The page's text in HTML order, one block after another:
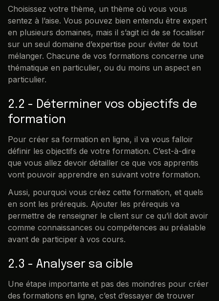
Choisissez votre thème, un thème où vous vous
sentez à l’aise. Vous pouvez bien entendu être expert
en plusieurs domaines, mais il s’agit ici de se focaliser
sur un seul domaine d’expertise pour éviter de tout
mélanger. Chacune de vos formations concerne une
thématique en particulier, ou du moins un aspect en
particulier.
2.2 - Déterminer vos objectifs de
formation
Pour créer sa formation en ligne, il va vous falloir
définir les objectifs de votre formation. C’est-à-dire
que vous allez devoir détailler ce que vos apprentis
vont pouvoir apprendre en suivant votre formation.
Aussi, pourquoi vous créez cette formation, et quels
en sont les prérequis. Ajouter les prérequis va
permettre de renseigner le client sur ce qu’il doit avoir
comme connaissances ou compétences au préalable
avant de participer à vos cours.
2.3 - Analyser sa cible
Une étape importante et pas des moindres pour créer
des formations en ligne, c’est d’essayer de trouver